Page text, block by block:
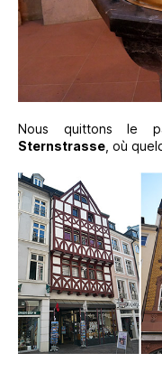
Nous quittons le
Sternstrasse , où